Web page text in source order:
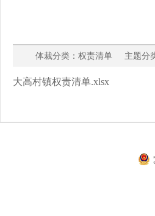
体裁分类：权责清单 主题
大高村镇权责清单.xlsx